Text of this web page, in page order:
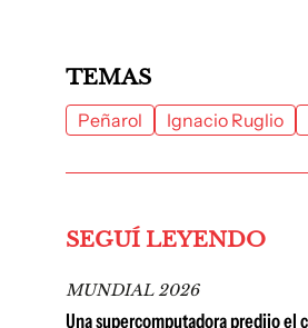
TEMAS
Peñarol Ignacio Ruglio
SEGUÍ LEYENDO
MUNDIAL 2026
Una supercomputadora predijo el